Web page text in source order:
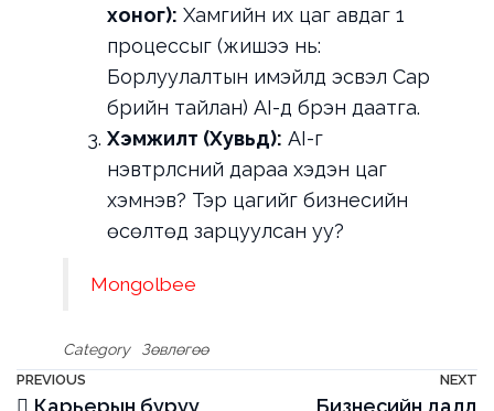
хоног): Хамгийн их цаг авдаг 1
процессыг (жишээ нь:
Борлуулалтын имэйлүүд эсвэл Сар
бүрийн тайлан) AI-д бүрэн даатга.
Хэмжилт (Хувьд): AI-г
нэвтрүүлсний дараа хэдэн цаг
хэмнэв? Тэр цагийг бизнесийн
өсөлтөд зарцуулсан уу?
Mongolbee
Category Зөвлөгөө
Мэдээний
Previous
PREVIOUS NEXT